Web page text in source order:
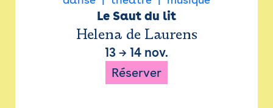
Le Saut du lit
Helena de Laurens
13 → 14 nov.
Réserver